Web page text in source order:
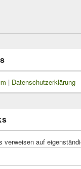
| Datenschutzerklärung
verweisen auf